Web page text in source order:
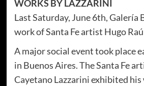
WORKS BY LAZZARINI
Last Saturday, June 6th, Galería
work of Santa Fe artist Hugo
A major social event took place
in Buenos Aires. The Santa Fe
Cayetano Lazzarini exhibited